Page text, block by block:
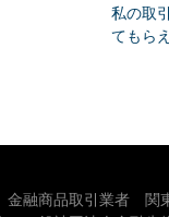
私の取
てもら
融商品取引業者 関